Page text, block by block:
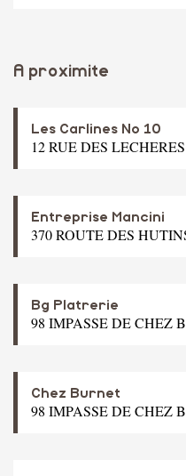
A proximite
Les Carlines No 10
12 RUE DES
Entreprise Mancini
370 ROUTE DES
Bg Platrerie
98 IMPASSE DE CHEZ
Chez Burnet
98 IMPASSE DE CHEZ